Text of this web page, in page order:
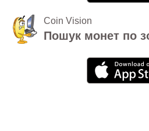
Coin Vision
Пошук монет по